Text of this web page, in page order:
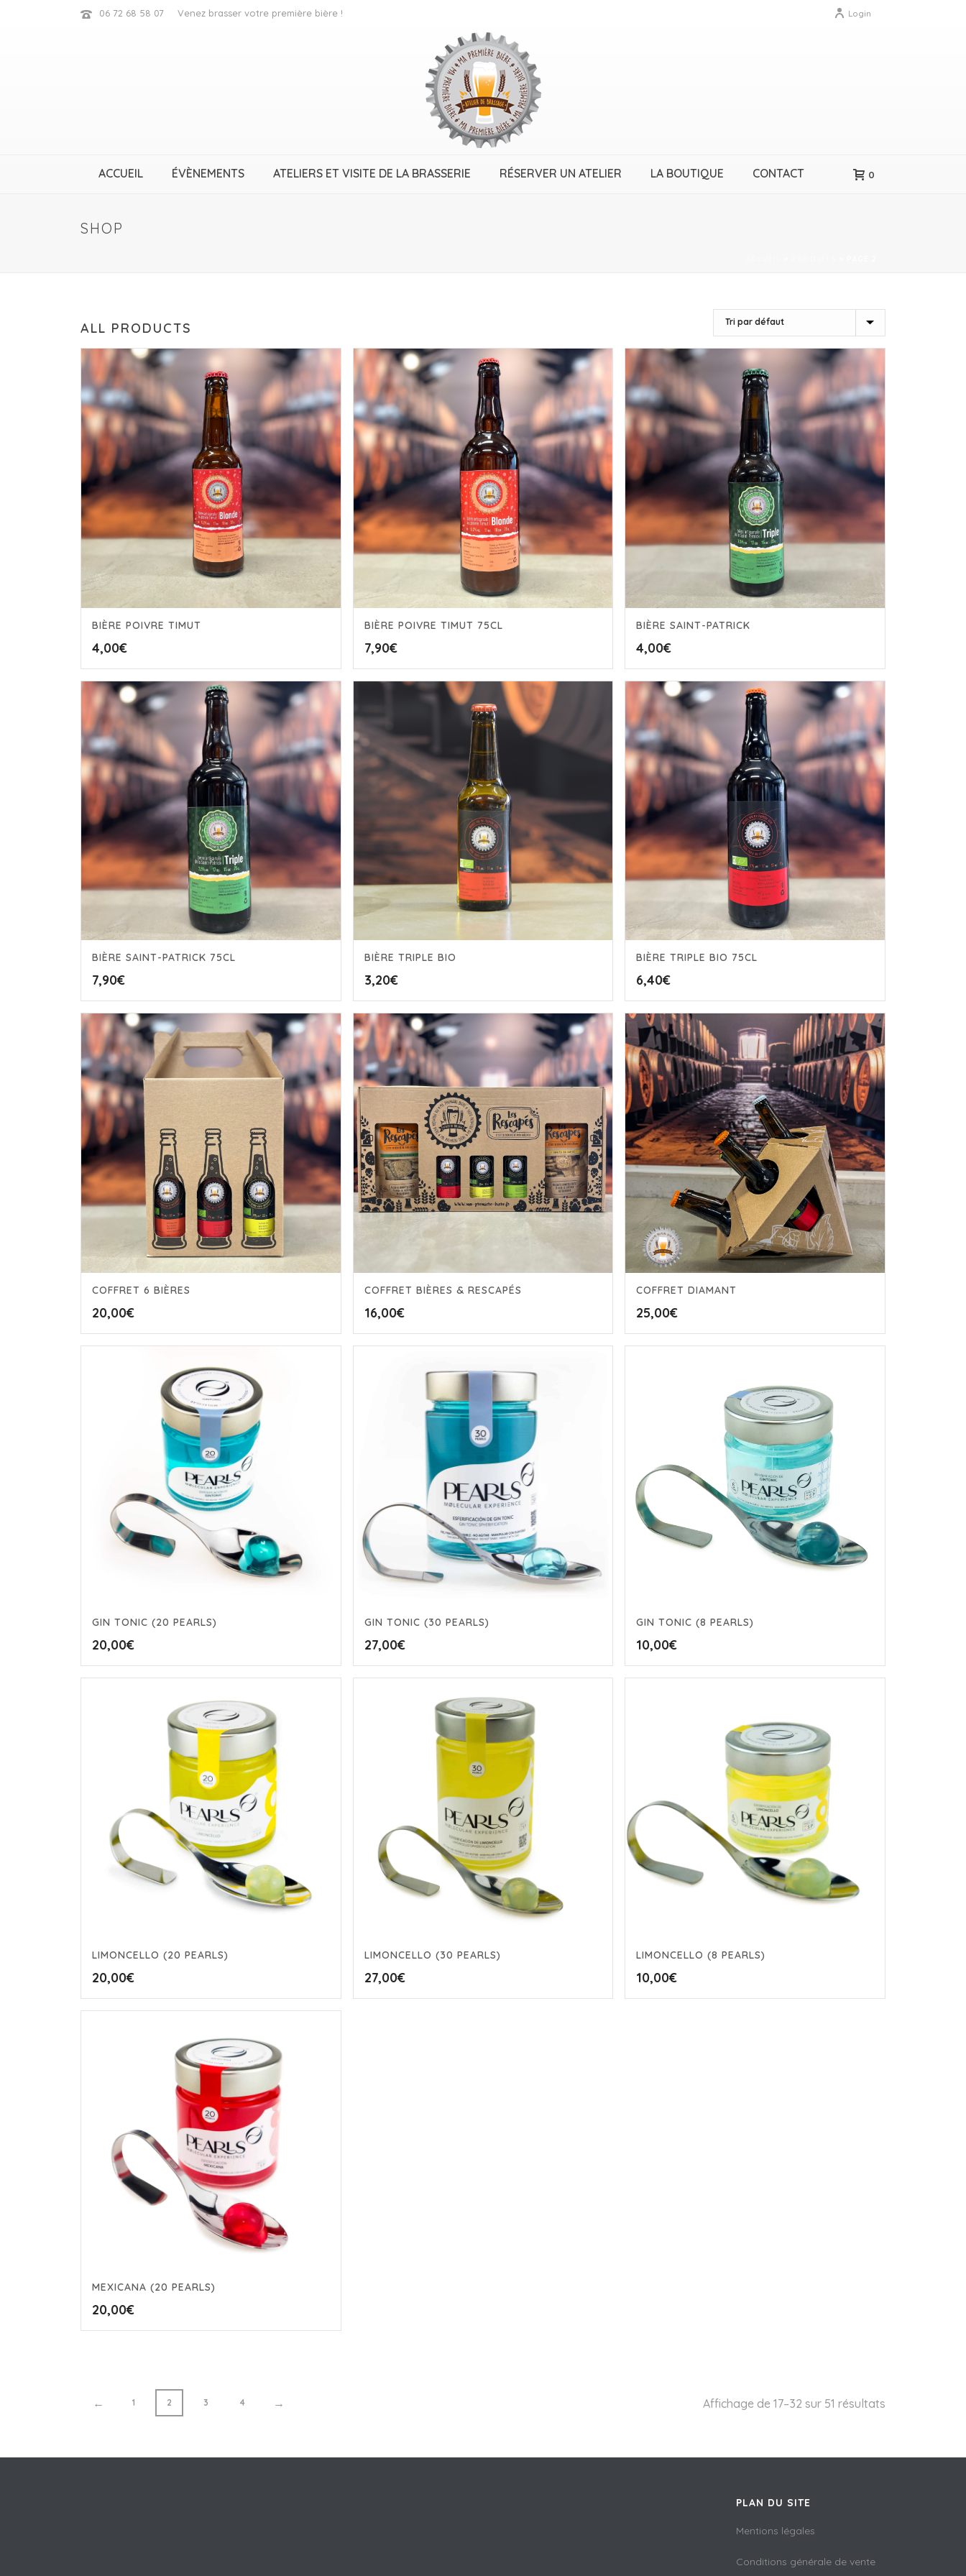
06 72 68 58 07 Venez brasser votre première bière ! Login
ACCUEIL ÉVÈNEMENTS ATELIERS ET VISITE DE LA BRASSERIE RÉSERVER UN ATELIER LA BOUTIQUE CONTACT 0
SHOP
ALL PRODUCTS
BIÈRE POIVRE TIMUT
4,00€
BIÈRE POIVRE TIMUT 75CL
7,90€
BIÈRE SAINT-PATRICK
4,00€
BIÈRE SAINT-PATRICK 75CL
7,90€
BIÈRE TRIPLE BIO
3,20€
BIÈRE TRIPLE BIO 75CL
6,40€
COFFRET 6 BIÈRES
20,00€
COFFRET BIÈRES & RESCAPÉS
16,00€
COFFRET DIAMANT
25,00€
GIN TONIC (20 PEARLS)
20,00€
GIN TONIC (30 PEARLS)
27,00€
GIN TONIC (8 PEARLS)
10,00€
LIMONCELLO (20 PEARLS)
20,00€
LIMONCELLO (30 PEARLS)
27,00€
LIMONCELLO (8 PEARLS)
10,00€
MEXICANA (20 PEARLS)
20,00€
← 1 2 3 4 → Affichage de 17–32 sur 51 résultats
PLAN DU SITE
Mentions légales
Conditions générale de vente